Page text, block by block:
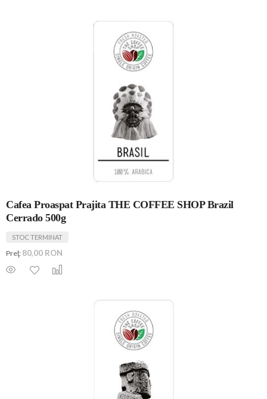
Cafea Proaspat Prajita THE COFFEE SHOP Brazil
Cerrado 500g
STOC TERMINAT
Preţ: 80,00 RON